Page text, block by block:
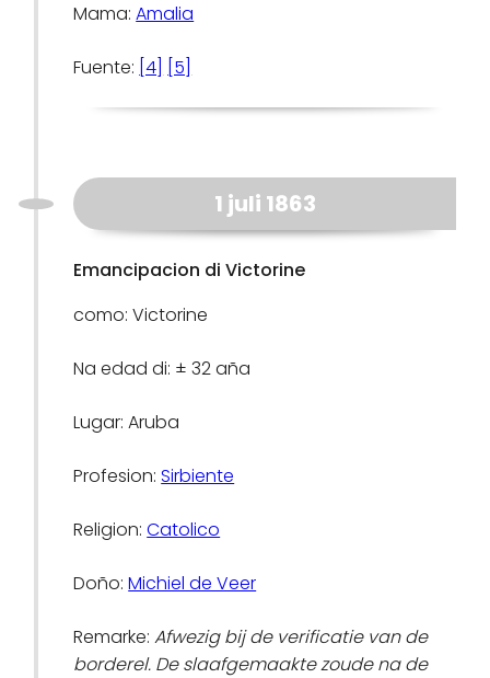
Mama:Amalia
Fuente: [4] [5]
1 juli 1863
Emancipacion di Victorine
como: Victorine
Na edad di: ± 32 aña
Lugar: Aruba
Profesion:Sirbiente
Religion:Catolico
Doño:Michiel de Veer
Remarke:Afwezig bij de verificatie van de
borderel. De slaafgemaakte zoude na de